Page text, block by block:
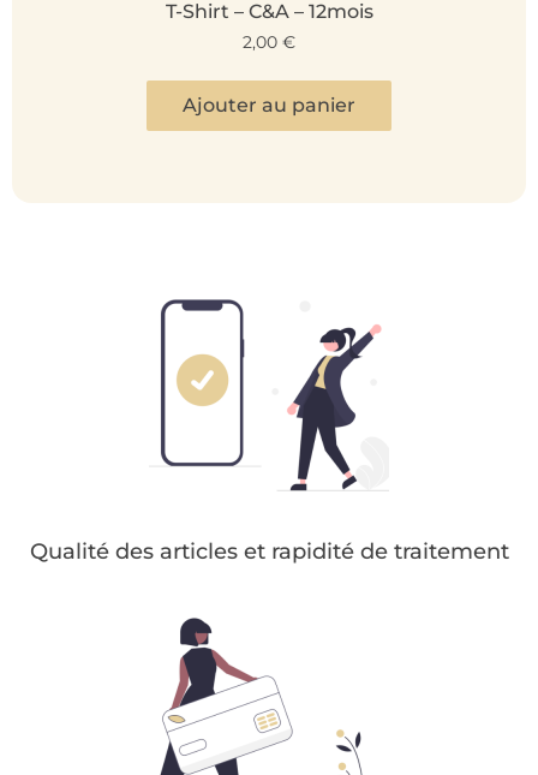
T-Shirt – C&A – 12mois
2,00 €
Ajouter au panier
Qualité des articles et rapidité de traitement